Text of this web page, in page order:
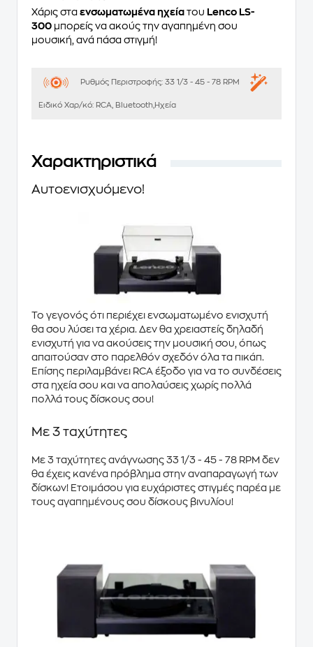
Χάρις στα ενσωματωμένα ηχεία του Lenco LS-
300 μπορείς να ακούς την αγαπημένη σου
μουσική, ανά πάσα στιγμή!
Ρυθμός Περιστροφής: 33 1/3 - 45 - 78 RPM
Ειδικό Χαρ/κό: RCA, Bluetooth,Ηχεία
Χαρακτηριστικά
Αυτοενισχυόμενο!
Το γεγονός ότι περιέχει ενσωματωμένο ενισχυτή
θα σου λύσει τα χέρια. Δεν θα χρειαστείς δηλαδή
ενισχυτή για να ακούσεις την μουσική σου, όπως
απαιτούσαν στο παρελθόν σχεδόν όλα τα πικάπ.
Επίσης περιλαμβάνει RCA έξοδο για να το συνδέσεις
στα ηχεία σου και να απολαύσεις χωρίς πολλά
πολλά τους δίσκους σου!
Με 3 ταχύτητες
Με 3 ταχύτητες ανάγνωσης 33 1/3 - 45 - 78 RPM δεν
θα έχεις κανένα πρόβλημα στην αναπαραγωγή των
δίσκων! Ετοιμάσου για ευχάριστες στιγμές παρέα με
τους αγαπημένους σου δίσκους βινυλίου!